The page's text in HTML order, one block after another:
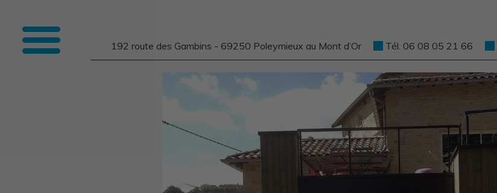
192 route des Gambins - 69250 Poleymieux au Mont d’Or Tél. 06 08 05 21 66